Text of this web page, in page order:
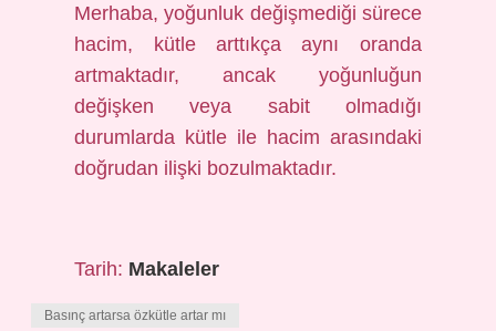
Merhaba, yoğunluk değişmediği sürece
hacim, kütle arttıkça aynı oranda
artmaktadır, ancak yoğunluğun
değişken veya sabit olmadığı
durumlarda kütle ile hacim arasındaki
doğrudan ilişki bozulmaktadır.
Tarih: Makaleler
Basınç artarsa özkütle artar mı